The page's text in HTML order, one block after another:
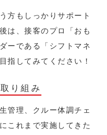
方もしっかりサポート
は、接客のプロ「おも
ーである「シフトマネ
指してみてください！
り組み
管理、クルー体調チェ
これまで実施してきた